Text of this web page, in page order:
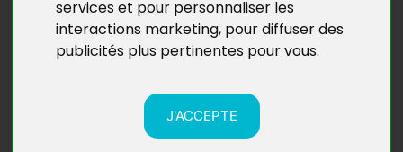
services et pour personnaliser les
interactions marketing, pour diffuser des
publicités plus pertinentes pour vous.
J'ACCEPTE